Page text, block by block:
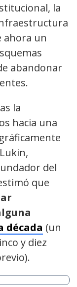
la
ahora un
abandonar
la
hacia una
del
que
década (un
y diez